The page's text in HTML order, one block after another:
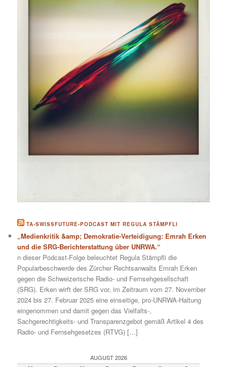
TA-SWISSFUTURE-PODCAST MIT REGULA STÄMPFLI
„Medienkritik &amp; Demokratie-Verteidigung: Emrah Erken
und die SRG-Berichterstattung über UNRWA.“
n dieser Podcast-Folge beleuchtet Regula Stämpfli die
Popularbeschwerde des Zürcher Rechtsanwalts Emrah Erken
gegen die Schweizerische Radio- und Fernsehgesellschaft
(SRG). Erken wirft der SRG vor, im Zeitraum vom 27. November
2024 bis 27. Februar 2025 eine einseitige, pro-UNRWA-Haltung
eingenommen und damit gegen das Vielfalts-,
Sachgerechtigkeits- und Transparenzgebot gemäß Artikel 4 des
Radio- und Fernsehgesetzes (RTVG) […]
AUGUST 2026